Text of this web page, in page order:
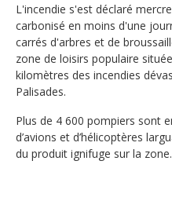
L'incendie s'est déclaré
carbonisé en moins d'une
carrés d'arbres et de
zone de loisirs populaire
kilomètres des incendies
Palisades.
Plus de 4 600 pompiers sont
d’avions et d’hélicoptères
du produit ignifuge sur la zone.